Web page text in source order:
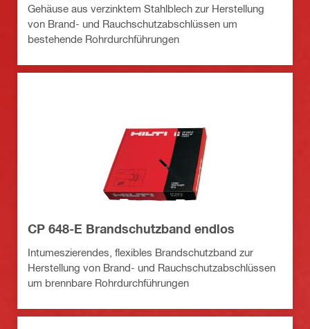
Gehäuse aus verzinktem Stahlblech zur Herstellung
von Brand- und Rauchschutzabschlüssen um
bestehende Rohrdurchführungen
CP 648-E Brandschutzband endlos
Intumeszierendes, flexibles Brandschutzband zur
Herstellung von Brand- und Rauchschutzabschlüssen
um brennbare Rohrdurchführungen